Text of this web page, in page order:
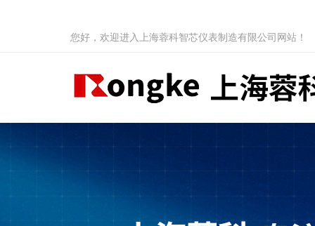
您好，欢迎进入上海蓉科智芯仪表制造有限公司网站！